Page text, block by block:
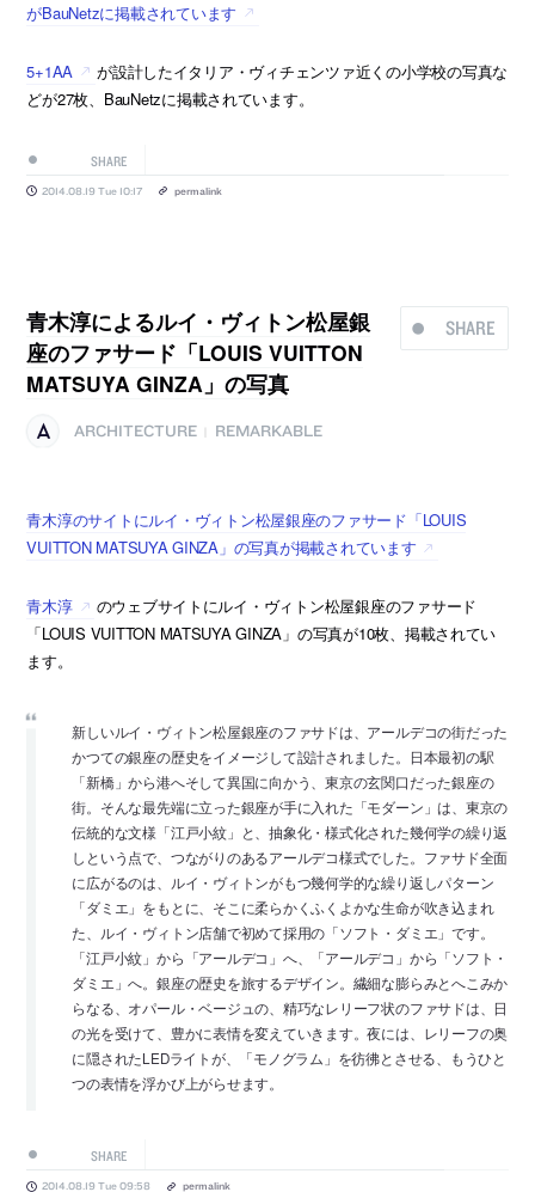
がBauNetzに掲載されています
5+1AA
が設計したイタリア・ヴィチェンツァ近くの小学校の写真な
どが27枚、BauNetzに掲載されています。
SHARE
2014.08.19 Tue 10:17 permalink
SHARE
青木淳によるルイ・ヴィトン松屋銀
座のファサード「LOUIS VUITTON
MATSUYA GINZA」の写真
ARCHITECTURE REMARKABLE
青木淳のサイトにルイ・ヴィトン松屋銀座のファサード「LOUIS
VUITTON MATSUYA GINZA」の写真が掲載されています
青木淳
のウェブサイトにルイ・ヴィトン松屋銀座のファサード
「LOUIS VUITTON MATSUYA GINZA」の写真が10枚、掲載されてい
ます。
新しいルイ・ヴィトン松屋銀座のファサドは、アールデコの街だった
かつての銀座の歴史をイメージして設計されました。日本最初の駅
「新橋」から港へそして異国に向かう、東京の玄関口だった銀座の
街。そんな最先端に立った銀座が手に入れた「モダーン」は、東京の
伝統的な文様「江戸小紋」と、抽象化・様式化された幾何学の繰り返
しという点で、つながりのあるアールデコ様式でした。ファサド全面
に広がるのは、ルイ・ヴィトンがもつ幾何学的な繰り返しパターン
「ダミエ」をもとに、そこに柔らかくふくよかな生命が吹き込まれ
た、ルイ・ヴィトン店舗で初めて採用の「ソフト・ダミエ」です。
「江戸小紋」から「アールデコ」へ、「アールデコ」から「ソフト・
ダミエ」へ。銀座の歴史を旅するデザイン。繊細な膨らみとへこみか
らなる、オパール・ベージュの、精巧なレリーフ状のファサドは、日
の光を受けて、豊かに表情を変えていきます。夜には、レリーフの奥
に隠されたLEDライトが、「モノグラム」を彷彿とさせる、もうひと
つの表情を浮かび上がらせます。
SHARE
2014.08.19 Tue 09:58 permalink